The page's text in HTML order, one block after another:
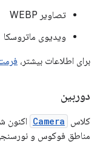
تصاویر WEBP
ویدیوی ماتروسکا
برای اطلاعات بیشتر،
دوربین
کلاس Camera
مناطق فوکوس و